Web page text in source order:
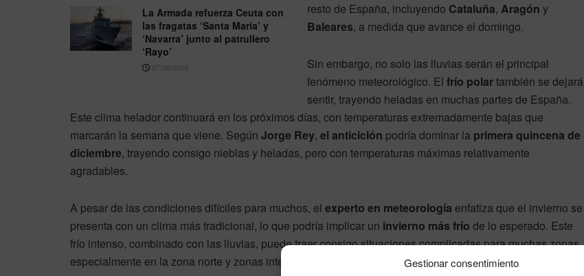
Gestionar consentimiento
La Armada refuerza Ceuta con
las fragatas ‘Santa María’ y
‘Navarra’ junto al patrullero
‘Rayo’
07/08/2026
resto de España, incluyendo Cataluña, Aragón y
Baleares, a medida que avance el domingo.
Sin embargo, no solo las lluvias serán el principal
fenómeno meteorológico. El frío polartambién se dejará
sentir, trayendo heladas en muchas partes de España.
Este clima helador continuará en los próximos días, con temperaturas extremadamente bajas que
marcarán la semana que viene. Según Jorge Rey, el anticiclón podría dominar la primera quincena de
diciembre, trayendo consigo nieblas y heladas, pero con temperaturas máximas relativamente
agradables.
A pesar de las condiciones difíciles para muchos, el experto en meteorología enfatiza que el invierno se
presenta con un clima más tradicional, lo que podría implicar un invierno más frío de lo esperado. Este
frío intenso, combinado con las lluvias, puede traer consigo situaciones complicadas para muchas zonas,
especialmente en la zona norte y zonas interiores.